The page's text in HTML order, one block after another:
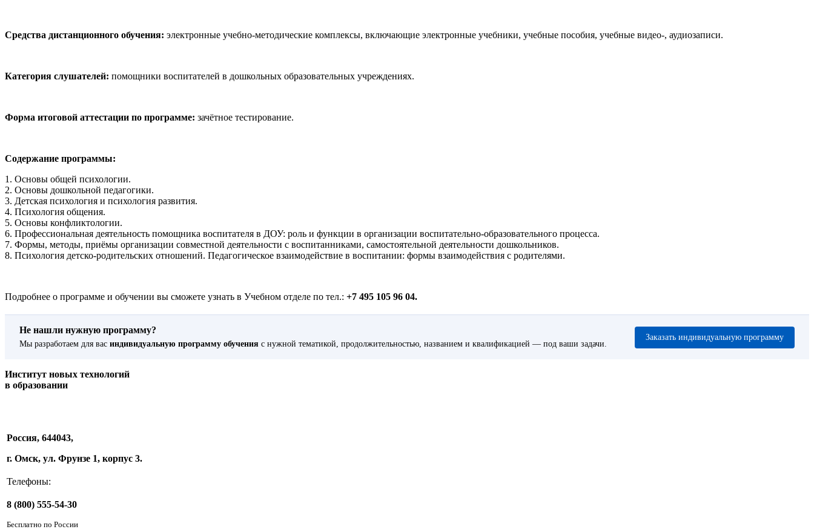
Средства дистанционного обучения: электронные учебно-методические комплексы, включающие электронные учебники, учебные пособия, учебные видео-, аудиозаписи.
Категория слушателей: помощники воспитателей в дошкольных образовательных учреждениях.
Форма итоговой аттестации по программе: зачётное тестирование.
Содержание программы:
1. Основы общей психологии.
2. Основы дошкольной педагогики.
3. Детская психология и психология развития.
4. Психология общения.
5. Основы конфликтологии.
6. Профессиональная деятельность помощника воспитателя в ДОУ: роль и функции в организации воспитательно-образовательного процесса.
7. Формы, методы, приёмы организации совместной деятельности с воспитанниками, самостоятельной деятельности дошкольников.
8. Психология детско-родительских отношений. Педагогическое взаимодействие в воспитании: формы взаимодействия с родителями.
Подробнее о программе и обучении вы сможете узнать в Учебном отделе по тел.: +7 495 105 96 04.
Не нашли нужную программу?
Мы разработаем для вас индивидуальную программу обучения с нужной тематикой, продолжительностью, названием и квалификацией — под ваши задачи.
Заказать индивидуальную программу
Институт новых технологий
в образовании
Россия, 644043,
г. Омск, ул. Фрунзе 1, корпус 3.
Телефоны:
8 (800) 555-54-30
Бесплатно по России